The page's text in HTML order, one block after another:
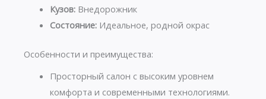
Кузов:Внедорожник
Состояние:Идеальное, родной окрас
Особенности и преимущества:
Просторный салон с высоким уровнем
комфорта и современными технологиями.